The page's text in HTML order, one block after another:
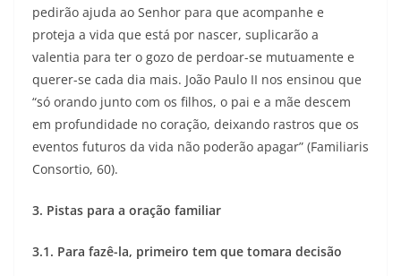
pedirão ajuda ao Senhor para que acompanhe e
proteja a vida que está por nascer, suplicarão a
valentia para ter o gozo de perdoar-se mutuamente e
querer-se cada dia mais. João Paulo II nos ensinou que
“só orando junto com os filhos, o pai e a mãe descem
em profundidade no coração, deixando rastros que os
eventos futuros da vida não poderão apagar” (Familiaris
Consortio, 60).
3. Pistas para a oração familiar
3.1. Para fazê-la, primeiro tem que tomara decisão